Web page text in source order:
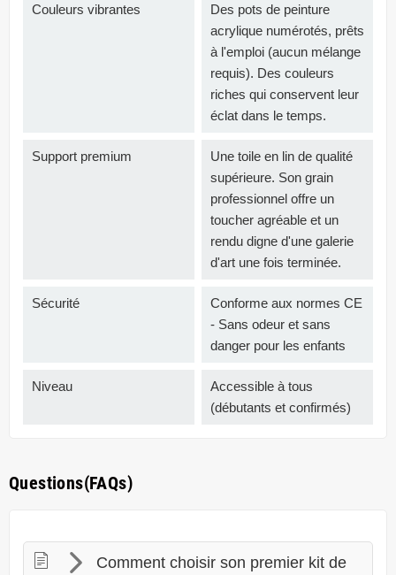
Couleurs vibrantes
Des pots de peinture
acrylique numérotés, prêts
à l'emploi (aucun mélange
requis). Des couleurs
riches qui conservent leur
éclat dans le temps.
Support premium
Une toile en lin de qualité
supérieure. Son grain
professionnel offre un
toucher agréable et un
rendu digne d'une galerie
d'art une fois terminée.
Sécurité
Conforme aux normes CE
- Sans odeur et sans
danger pour les enfants
Niveau
Accessible à tous
(débutants et confirmés)
Questions(FAQs)
Comment choisir son premier kit de